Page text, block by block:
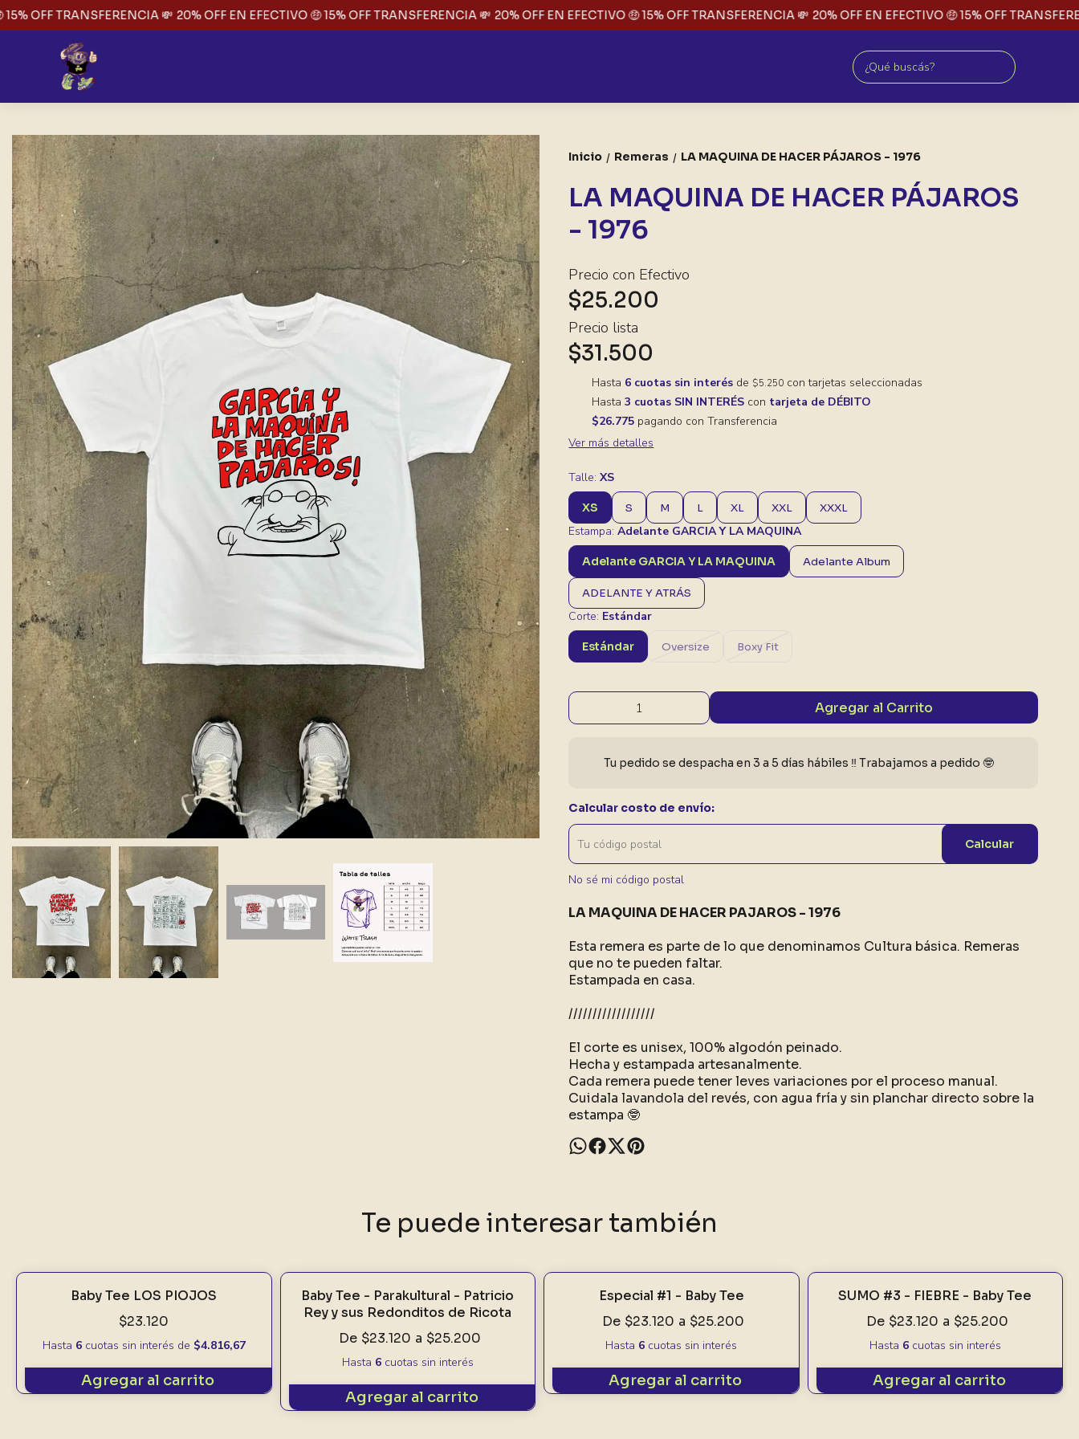
OFF TRANSFERENCIA 💸 20% OFF EN EFECTIVO 🤑 15% OFF TRANSFERENCIA 💸 20% OFF EN EFECTIVO 🤑 15% OFF TRANSFERENCIA 💸 20% OFF EN EFECTIVO 🤑 15% OFF
Inicio / Remeras / LA MAQUINA DE HACER PÁJAROS - 1976
LA MAQUINA DE HACER PÁJAROS
- 1976
Precio con Efectivo
$25.200
Precio lista
$31.500
Hasta 6 cuotas sin interés de $5.250 con tarjetas seleccionadas
Hasta3 cuotas SIN INTERÉS con tarjeta de DÉBITO
$26.775 pagando con Transferencia
Ver más detalles
Talle:XS
XS S M L XL XXL XXXL
Estampa:Adelante GARCIA Y LA MAQUINA
Adelante GARCIA Y LA MAQUINA Adelante Album
ADELANTE Y ATRÁS
Corte: Estándar
Estándar Oversize Boxy Fit
Agregar al Carrito
Tu pedido se despacha en 3 a 5 días hábiles ‼️ Trabajamos a pedido 🤓
Calcular costo de envío:
Calcular
No sé mi código postal
LA MAQUINA DE HACER PAJAROS - 1976
Esta remera es parte de lo que denominamos Cultura básica. Remeras
que no te pueden faltar.
Estampada en casa.
//////////////////
El corte es unisex, 100% algodón peinado.
Hecha y estampada artesanalmente.
Cada remera puede tener leves variaciones por el proceso manual.
Cuidala lavandola del revés, con agua fría y sin planchar directo sobre la
estampa 🤓
Te puede interesar también
Baby Tee LOS PIOJOS
$23.120
Hasta 6cuotas sin interés de $4.816,67
Agregar al carrito
Baby Tee - Parakultural - Patricio
Rey y sus Redonditos de Ricota
De $23.120 a $25.200
Hasta 6cuotas sin interés
Agregar al carrito
Especial #1 - Baby Tee
De $23.120 a $25.200
Hasta 6 cuotas sin interés
Agregar al carrito
SUMO #3 - FIEBRE - Baby Tee
De $23.120 a $25.200
Hasta 6cuotas sin interés
Agregar al carrito